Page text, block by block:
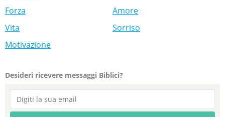
Forza
Amore
Vita
Sorriso
Motivazione
Desideri ricevere messaggi Biblici?